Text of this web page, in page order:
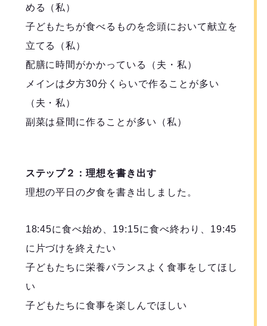
める（私）
子どもたちが食べるものを念頭において献立を
立てる（私）
配膳に時間がかかっている（夫・私）
メインは夕方30分くらいで作ることが多い
（夫・私）
副菜は昼間に作ることが多い（私）
ステップ２：理想を書き出す
理想の平日の夕食を書き出しました。
18:45に食べ始め、19:15に食べ終わり、19:45
に片づけを終えたい
子どもたちに栄養バランスよく食事をしてほし
い
子どもたちに食事を楽しんでほしい